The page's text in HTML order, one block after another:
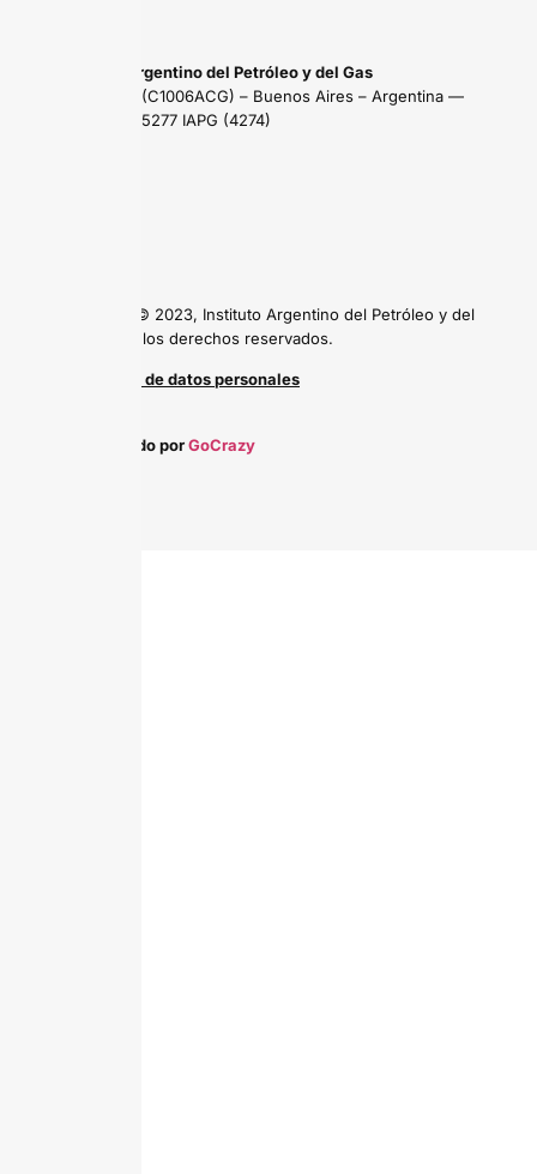
Instituto Argentino del Petróleo y del Gas
Maipú 639 (C1006ACG) – Buenos Aires – Argentina —
Tel: (54 11) 5277 IAPG (4274)
Copyright © 2023, Instituto Argentino del Petróleo y del
Gas, todos los derechos reservados.
Protección de datos personales
Desarrollado porGoCrazy